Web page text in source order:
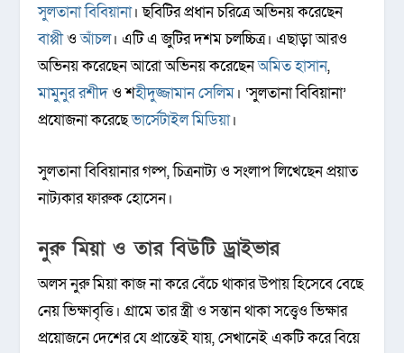
সুলতানা বিবিয়ানা। ছবিটির প্রধান চরিত্রে অভিনয় করেছেন
বাপ্পীওআঁচল। এটি এ জুটির দশম চলচ্চিত্র। এছাড়া আরও
অভিনয় করেছেন আরো অভিনয় করেছেনঅমিত হাসান,
মামুনুর রশীদও শহীদুজ্জামান সেলিম। ‘সুলতানা বিবিয়ানা’
প্রযোজনা করেছেভার্সেটাইল মিডিয়া।
সুলতানা বিবিয়ানার গল্প, চিত্রনাট্য ও সংলাপ লিখেছেন প্রয়াত
নাট্যকার ফারুক হোসেন।
নুরু মিয়া ও তার বিউটি ড্রাইভার
অলস নুরু মিয়া কাজ না করে বেঁচে থাকার উপায় হিসেবে বেছে
নেয় ভিক্ষাবৃত্তি। গ্রামে তার স্ত্রী ও সন্তান থাকা সত্ত্বেও ভিক্ষার
প্রয়োজনে দেশের যে প্রান্তেই যায়, সেখানেই একটি করে বিয়ে